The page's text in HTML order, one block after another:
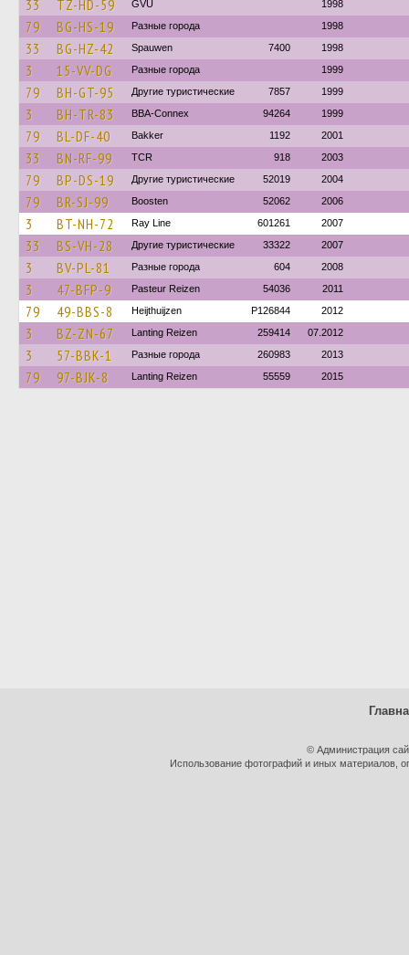
33 TZ-HD-59 GVU 1998
79 BG-HS-19 Разные города 1998
33 BG-HZ-42 Spauwen 7400 1998
3 15-VV-DG Разные города 1999
79 BH-GT-95 Другие туристические 7857 1999
3 BH-TR-83 BBA-Connex 94264 1999
79 BL-DF-40 Bakker 1192 2001
33 BN-RF-99 TCR 918 2003
79 BP-DS-19 Другие туристические 52019 2004
79 BR-SJ-99 Boosten 52062 2006
3 BT-NH-72 Ray Line 601261 2007
33 BS-VH-28 Другие туристические 33322 2007
3 BV-PL-81 Разные города 604 2008
3 47-BFP-9 Pasteur Reizen 54036 2011
79 49-BBS-8 Heijthuijzen P126844 2012
3 BZ-ZN-67 Lanting Reizen 259414 07.2012
3 57-BBK-1 Разные города 260983 2013
79 97-BJK-8 Lanting Reizen 55559 2015
© Администрация
Использование фотографий и иных материалов,